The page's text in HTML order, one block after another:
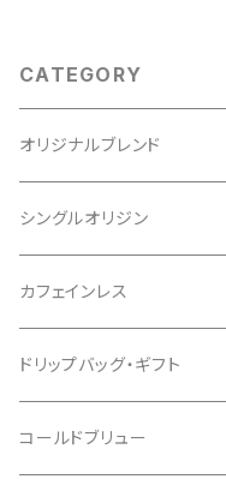
CATEGORY
オリジナルブレンド
シングルオリジン
カフェインレス
ドリップバッグ・ギフト
コールドブリュー